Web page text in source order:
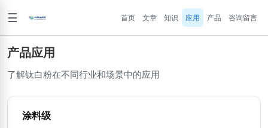
☰ 首页 文章 知识 应用 产品 咨询留言
产品应用
了解钛白粉在不同行业和场景中的应用
涂料级